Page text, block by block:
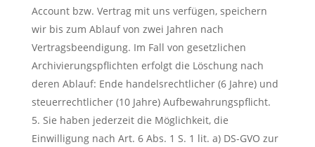
Account bzw. Vertrag mit uns verfügen, speichern
wir bis zum Ablauf von zwei Jahren nach
Vertragsbeendigung. Im Fall von gesetzlichen
Archivierungspflichten erfolgt die Löschung nach
deren Ablauf: Ende handelsrechtlicher (6 Jahre) und
steuerrechtlicher (10 Jahre) Aufbewahrungspflicht.
Sie haben jederzeit die Möglichkeit, die
Einwilligung nach Art. 6 Abs. 1 S. 1 lit. a) DS-GVO zur